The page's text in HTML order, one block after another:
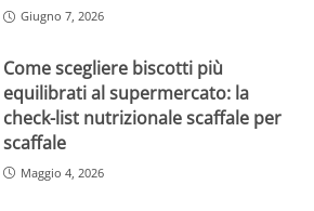
Giugno 7, 2026
Come scegliere biscotti più
equilibrati al supermercato: la
check-list nutrizionale scaffale per
scaffale
Maggio 4, 2026